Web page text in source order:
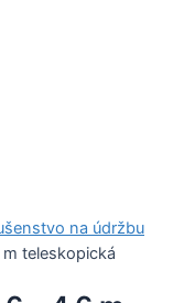
na údržbu
teleskopická